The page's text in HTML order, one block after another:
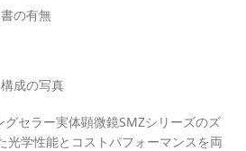
の有無
成の写真
セラー実体顕微鏡SMZシリーズのズ
光学性能とコストパフォーマンスを両